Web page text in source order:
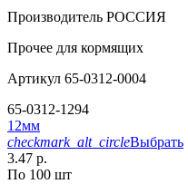
Производитель РОССИЯ
Прочее для кормящих
Артикул 65-0312-0004
65-0312-1294
12мм
checkmark_alt_circleВыбрать
3.47 р.
По 100 шт